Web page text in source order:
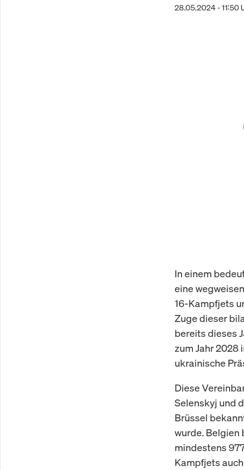
28.05.2024 - 11:50
In einem
eine
16-Kampfjets
Zuge dieser
bereits dieses
zum Jahr 2028
ukrainische
Diese
Selenskyj und
Brüssel
wurde. Belgien
mindestens
Kampfjets